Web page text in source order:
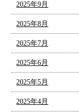
2025年9月
2025年8月
2025年7月
2025年6月
2025年5月
2025年4月